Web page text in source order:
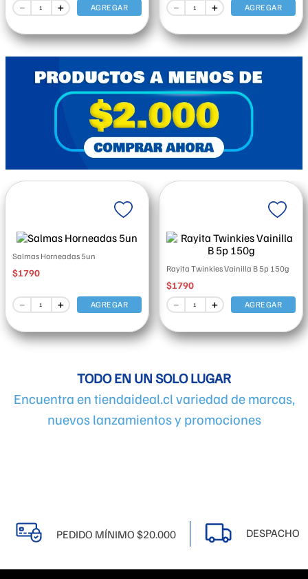
＋
－ AGREGAR ＋
－ AGREGAR
Salmas Horneadas 5un
$1790
＋
－ AGREGAR
Rayita Twinkies Vainilla B 5p 150g
$1790
＋
－ AGREGAR
TODO EN UN SOLO LUGAR
Encuentra en tiendaideal.cl variedad de marcas,
nuevos lanzamientos y promociones
PEDIDO MÍNIMO $20.000 DESPACHO